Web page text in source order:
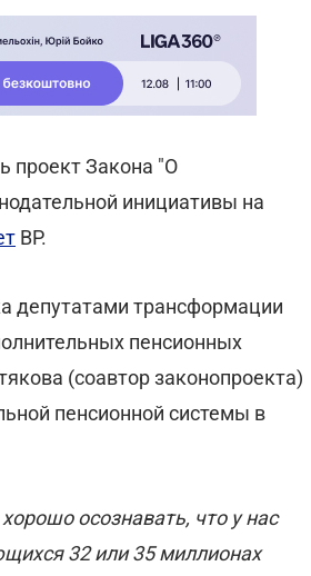
проект Закона "О
инициативы на
ВР.
депутатами трансформации
пенсионных
(соавтор законопроекта)
пенсионной системы в
осознавать, что у нас
32 или 35 миллионах